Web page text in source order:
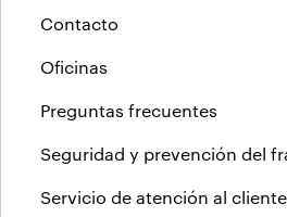
Contacto
Oficinas
Preguntas frecuentes
Seguridad y prevención del
Servicio de atención al cliente